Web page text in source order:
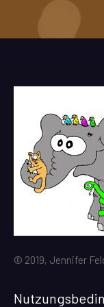
© 2019, Jennifer